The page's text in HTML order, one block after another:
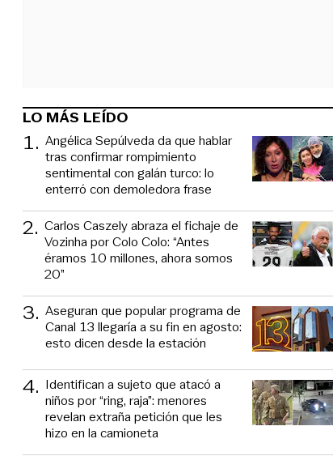
LO MÁS LEÍDO
1. Angélica Sepúlveda da que hablar
tras confirmar rompimiento
sentimental con galán turco: lo
enterró con demoledora frase
2. Carlos Caszely abraza el fichaje de
Vozinha por Colo Colo: “Antes
éramos 10 millones, ahora somos
20”
3. Aseguran que popular programa de
Canal 13 llegaría a su fin en agosto:
esto dicen desde la estación
4. Identifican a sujeto que atacó a
niños por “ring, raja”: menores
revelan extraña petición que les
hizo en la camioneta